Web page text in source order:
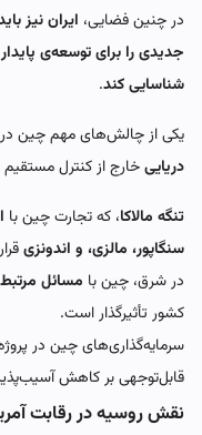
در چنین فضایی، ایران نیز
جدیدی را برای توسعه‌ی
شناسایی کند.
یکی از چالش‌های مهم چین
دریاییخارج از کنترل
تنگه مالاکا، که تجارت چین با
سنگاپور، مالزی، و اندونزی
در شرق، چین با مسائل مرتبط
کشور تأثیرگذار است.
سرمایه‌گذاری‌های چین در
قابل‌توجهی بر کاهش
نقش روسیه در رقابت